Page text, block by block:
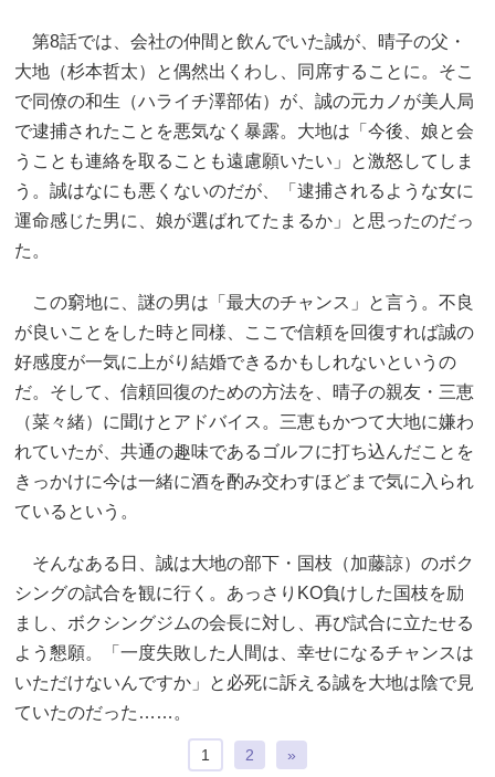
第8話では、会社の仲間と飲んでいた誠が、晴子の父・
大地（杉本哲太）と偶然出くわし、同席することに。そこ
で同僚の和生（ハライチ澤部佑）が、誠の元カノが美人局
で逮捕されたことを悪気なく暴露。大地は「今後、娘と会
うことも連絡を取ることも遠慮願いたい」と激怒してしま
う。誠はなにも悪くないのだが、「逮捕されるような女に
運命感じた男に、娘が選ばれてたまるか」と思ったのだっ
た。
この窮地に、謎の男は「最大のチャンス」と言う。不良
が良いことをした時と同様、ここで信頼を回復すれば誠の
好感度が一気に上がり結婚できるかもしれないというの
だ。そして、信頼回復のための方法を、晴子の親友・三恵
（菜々緒）に聞けとアドバイス。三恵もかつて大地に嫌わ
れていたが、共通の趣味であるゴルフに打ち込んだことを
きっかけに今は一緒に酒を酌み交わすほどまで気に入られ
ているという。
そんなある日、誠は大地の部下・国枝（加藤諒）のボク
シングの試合を観に行く。あっさりKO負けした国枝を励
まし、ボクシングジムの会長に対し、再び試合に立たせる
よう懇願。「一度失敗した人間は、幸せになるチャンスは
いただけないんですか」と必死に訴える誠を大地は陰で見
ていたのだった……。
1 2 »